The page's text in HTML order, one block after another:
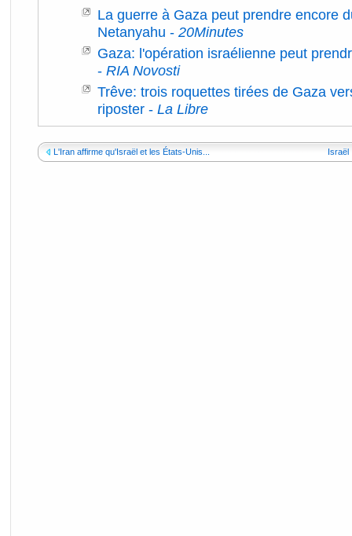
La guerre à Gaza peut prendre encore
Netanyahu - 20Minutes
Gaza: l'opération israélienne peut
- RIA Novosti
Trêve: trois roquettes tirées de Gaza
riposter- La Libre
L'Iran affirme qu'Israël et les États-Unis... Israël